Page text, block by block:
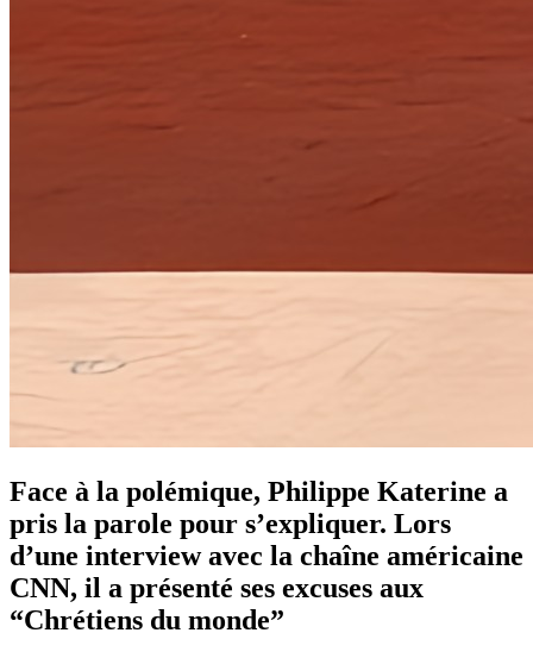
Face à la polémique, Philippe Katerine a
pris la parole pour s’expliquer. Lors
d’une interview avec la chaîne américaine
CNN, il a présenté ses excuses aux
“Chrétiens du monde”